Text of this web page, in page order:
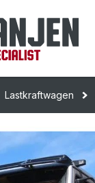
Lastkraftwagen